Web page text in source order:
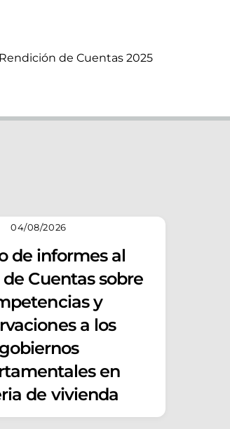
Rendición de Cuentas 2025
04/08/2026
de informes al
Cuentas sobre
y
a los
gobiernos
en
de vivienda